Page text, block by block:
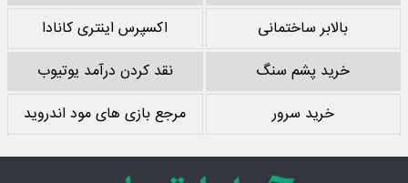
بالابر ساختمانی
اکسپرس اینتری کانادا
خرید پشم سنگ
نقد کردن درآمد یوتیوب
خرید سرور
مرجع بازی های مود اندروید